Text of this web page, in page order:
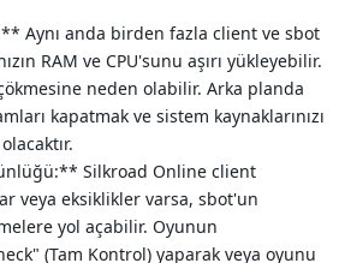
Aynı anda birden fazla client ve sbot
RAM ve CPU'sunu aşırı yükleyebilir.
neden olabilir. Arka planda
kapatmak ve sistem kaynaklarınızı
Silkroad Online client
veya eksiklikler varsa, sbot'un
yol açabilir. Oyunun
(Tam Kontrol) yaparak veya oyunu